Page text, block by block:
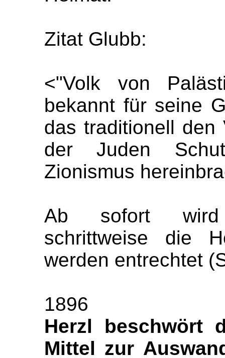
Zitat Glubb:
<"Volk von
bekannt für seine
das traditionell den
der Juden
Zionismus
Ab sofort wird
schrittweise die
werden entrechtet
1896
Herzl beschwört
Mittel zur